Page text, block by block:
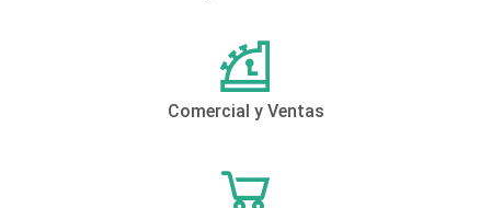
Comercial y Ventas